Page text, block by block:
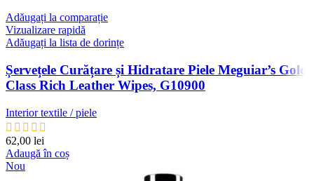
Adăugați la comparație
Vizualizare rapidă
Adăugați la lista de dorințe
Șervețele Curățare și Hidratare Piele Meguiar’s Gold
Class Rich Leather Wipes, G10900
Interior textile / piele
62,00 lei
Adaugă în coș
Nou